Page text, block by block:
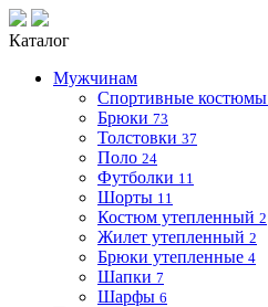
Каталог
Мужчинам
Спортивные костюмы
Брюки 73
Толстовки 37
Поло 24
Футболки 11
Шорты 11
Костюм утепленный 2
Жилет утепленный 2
Брюки утепленные 4
Шапки 7
Шарфы 6